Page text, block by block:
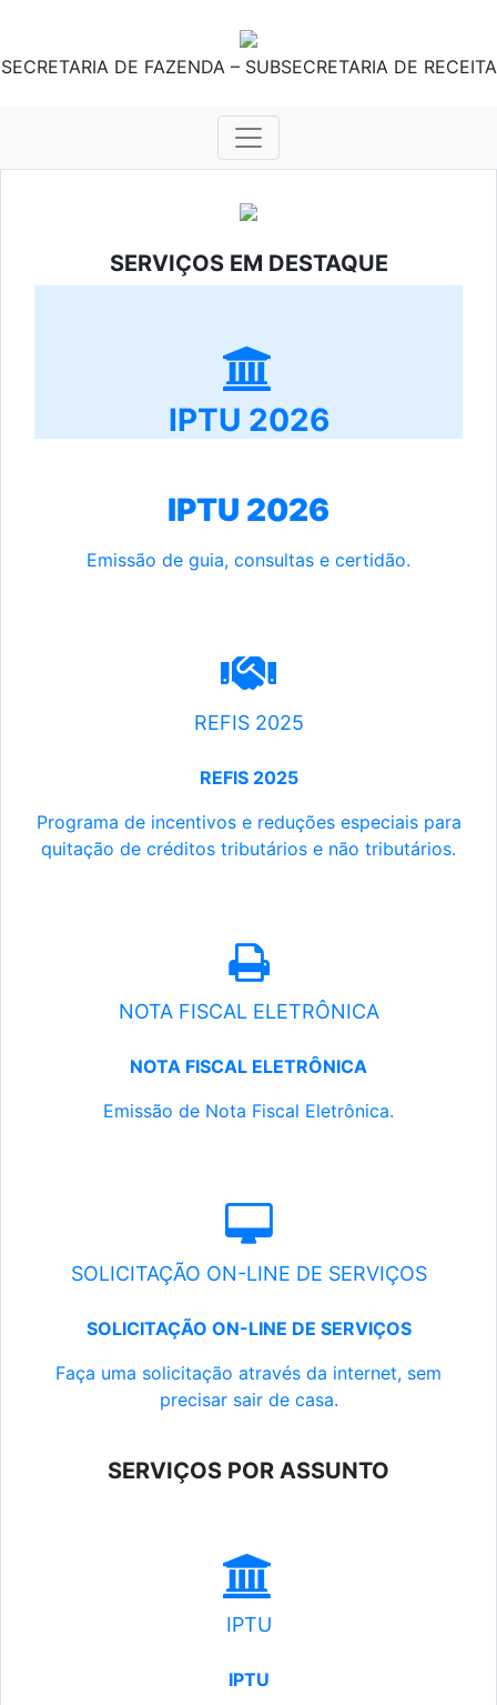
SECRETARIA DE FAZENDA – SUBSECRETARIA DE RECEITA
SERVIÇOS EM DESTAQUE
IPTU 2026
IPTU 2026
Emissão de guia, consultas e certidão.
REFIS 2025
REFIS 2025
Programa de incentivos e reduções especiais para
quitação de créditos tributários e não tributários.
NOTA FISCAL ELETRÔNICA
NOTA FISCAL ELETRÔNICA
Emissão de Nota Fiscal Eletrônica.
SOLICITAÇÃO ON-LINE DE SERVIÇOS
SOLICITAÇÃO ON-LINE DE SERVIÇOS
Faça uma solicitação através da internet, sem
precisar sair de casa.
SERVIÇOS POR ASSUNTO
IPTU
IPTU